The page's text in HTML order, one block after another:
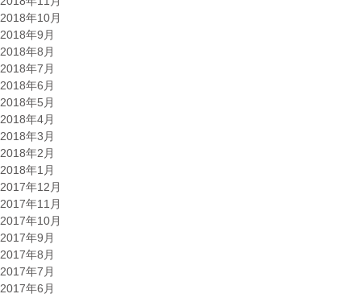
2018年10月
2018年9月
2018年8月
2018年7月
2018年6月
2018年5月
2018年4月
2018年3月
2018年2月
2018年1月
2017年12月
2017年11月
2017年10月
2017年9月
2017年8月
2017年7月
2017年6月